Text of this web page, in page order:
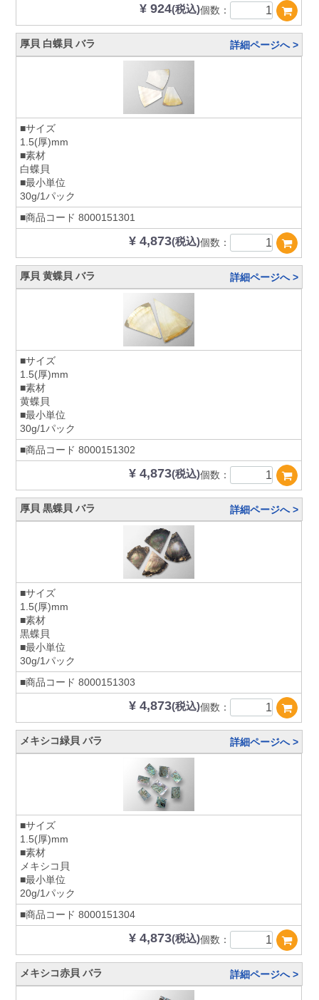
¥ 924(税込)個数：
厚貝 白蝶貝 バラ 詳細ページへ >
■サイズ
1.5(厚)mm
■素材
白蝶貝
■最小単位
30g/1パック
■商品コード 8000151301
¥ 4,873(税込)個数：
厚貝 黄蝶貝 バラ 詳細ページへ >
■サイズ
1.5(厚)mm
■素材
黄蝶貝
■最小単位
30g/1パック
■商品コード 8000151302
¥ 4,873(税込)個数：
厚貝 黒蝶貝 バラ 詳細ページへ >
■サイズ
1.5(厚)mm
■素材
黒蝶貝
■最小単位
30g/1パック
■商品コード 8000151303
¥ 4,873(税込)個数：
メキシコ緑貝 バラ 詳細ページへ >
■サイズ
1.5(厚)mm
■素材
メキシコ貝
■最小単位
20g/1パック
■商品コード 8000151304
¥ 4,873(税込)個数：
メキシコ赤貝 バラ 詳細ページへ >